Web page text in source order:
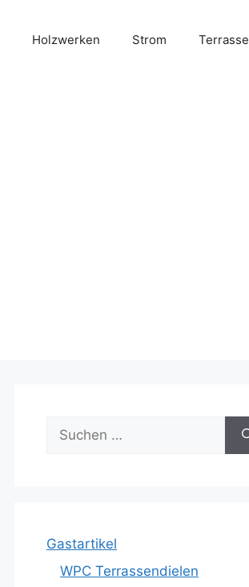
Holzwerken Strom Terrasse
Suche
nach:
Gastartikel
WPC Terrassendielen